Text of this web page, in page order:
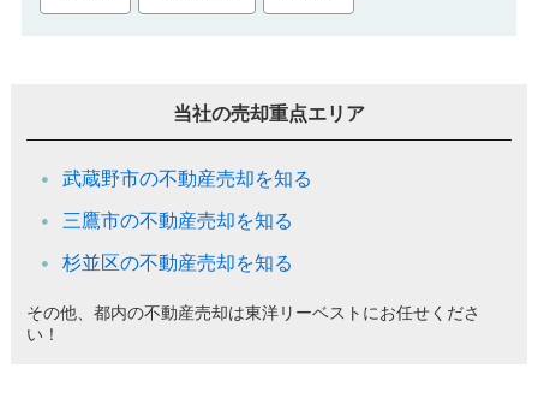
当社の売却重点エリア
武蔵野市の不動産売却を知る
三鷹市の不動産売却を知る
杉並区の不動産売却を知る
その他、都内の不動産売却は東洋リーベストにお任せくださ
い！